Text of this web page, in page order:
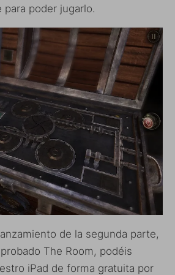
poder jugarlo.
de la segunda parte,
The Room, podéis
iPad de forma gratuita por